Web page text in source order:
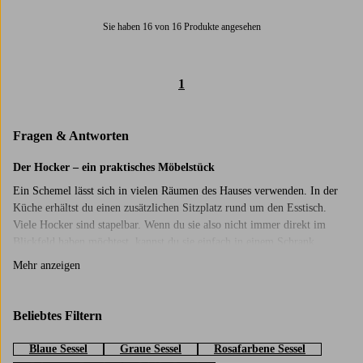
Sie haben 16 von 16 Produkte angesehen
1
Fragen & Antworten
Der Hocker – ein praktisches Möbelstück
Ein Schemel lässt sich in vielen Räumen des Hauses verwenden. In der
Küche erhältst du einen zusätzlichen Sitzplatz rund um den Esstisch.
Viele Hocker sind stapelbar. Wenn du sie also nicht immer direkt im
verstauen und bei Bedarf herausnehmen. Stelle einen Barhocker an die
Beistelltisch neben dem Sofa oder einem Sessel dienen. Perfekt für eine
Zeitschriften! Vielleicht kann der Hocker auch als Fußschemel
Mehr anzeigen
Beliebtes Filtern
Blaue Sessel Graue Sessel
Rosafarbene Sessel